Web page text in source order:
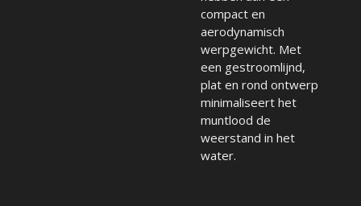
compact en
aerodynamisch
werpgewicht. Met
een gestroomlijnd,
plat en rond ontwerp
minimaliseert het
muntlood de
weerstand in het
water.